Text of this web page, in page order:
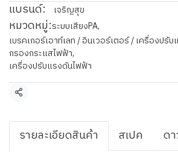
แบรนด์:
เจริญสุข
หมวดหมู่:ระบบเสียงPA,
เบรคเกอร์เอาท์เลท / อินเวอร์เตอร์ / เครื่องปรั
กรองกระแสไฟฟ้า,
เครื่องปรับแรงดันไฟฟ้า
แชร์
รายละเอียดสินค้า สเปค ด